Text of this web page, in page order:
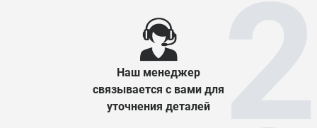
Наш менеджер
связывается с вами для
уточнения деталей